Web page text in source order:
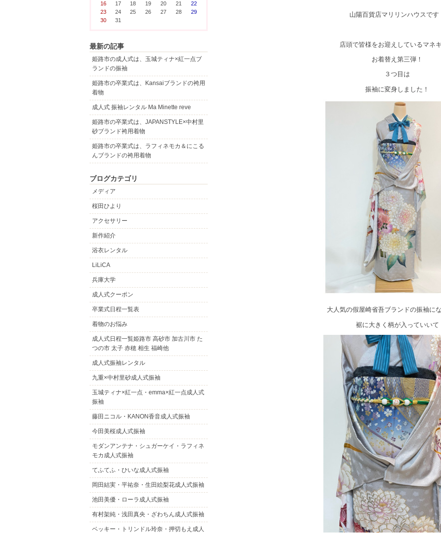
山陽百貨店マリリンハウスです
店頭で皆様をお迎えしているマネ
お着替え第三弾！
３つ目は
振袖に変身しました！
大人気の假屋崎省吾ブランドの振袖に
裾に大きく柄が入っていいて
16
17 18 19 20 21
22
23
24 25 26 27 28
29
30
31
最新の記事
姫路市の成人式は、玉城ティナ×紅一点ブ
ランドの振袖
姫路市の卒業式は、Kansaiブランドの袴用
着物
成人式 振袖レンタル Ma Minette reve
姫路市の卒業式は、JAPANSTYLE×中村里
砂ブランド袴用着物
姫路市の卒業式は、ラフィネモカ＆にこる
んブランドの袴用着物
ブログカテゴリ
メディア
桜田ひより
アクセサリー
新作紹介
浴衣レンタル
LiLiCA
兵庫大学
成人式クーポン
卒業式日程一覧表
着物のお悩み
成人式日程一覧姫路市 高砂市 加古川市 た
つの市 太子 赤穂 相生 福崎他
成人式振袖レンタル
九重×中村里砂成人式振袖
玉城ティナ×紅一点・emma×紅一点成人式
振袖
藤田ニコル・KANON香音成人式振袖
今田美桜成人式振袖
モダンアンテナ・シュガーケイ・ラフィネ
モカ成人式振袖
てふてふ・ひいな成人式振袖
岡田結実・平祐奈・生田絵梨花成人式振袖
池田美優・ローラ成人式振袖
有村架純・浅田真央・ざわちん成人式振袖
ベッキー・トリンドル玲奈・押切もえ成人